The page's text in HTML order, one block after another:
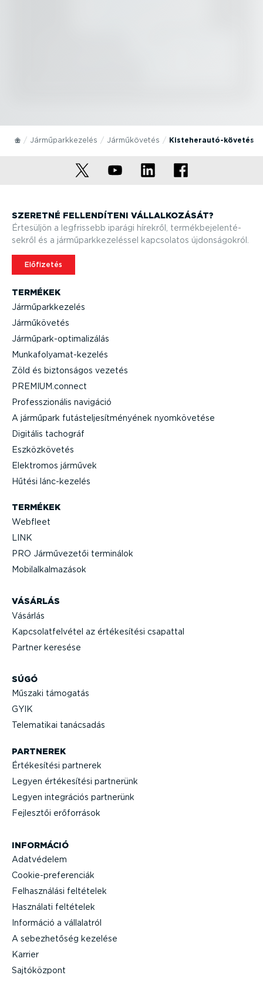
Jármű­park­ke­zelés Jármű­kö­vetés Kiste­her­au­tó-­kö­vetés
TERMÉKEK
Jármű­park­ke­zelés
Jármű­kö­vetés
Jármű­park-op­ti­ma­li­zálás
Munka­fo­lya­mat-­ke­zelés
Zöld és biztonságos vezetés
PREMIUM.connect
Professzi­o­nális navigáció
A járműpark futás­tel­je­sít­mé­nyének nyomkö­vetése
Digitális tachográf
Eszköz­kö­vetés
Elektromos járművek
Hűtési lánc-­ke­zelés
TERMÉKEK
Webfleet
LINK
PRO Jármű­ve­zetői terminálok
Mobil­al­kal­ma­zások
VÁSÁRLÁS
Vásárlás
Kapcso­lat­fel­vétel az értéke­sítési csapattal
Partner keresése
SÚGÓ
Műszaki támogatás
GYIK
Telematikai tanácsadás
PARTNEREK
Értéke­sítési partnerek
Legyen értéke­sítési partnerünk
Legyen integrációs partnerünk
Fejlesztői erőforrások
INFORMÁCIÓ
Adatvédelem
Cooki­e-p­re­fe­renciák
Felhasz­nálási feltételek
Használati feltételek
Információ a vállalatról
A sebez­he­tőség kezelése
Karrier
Sajtó­központ
SZERETNÉ FELLEN­DÍTENI VÁLLAL­KO­ZÁSÁT?
Értesüljön a legfrissebb iparági hírekről, termék­be­je­len­té­
sekről és a jármű­park­ke­ze­léssel kapcsolatos újdon­sá­gokról.
Előfizetés